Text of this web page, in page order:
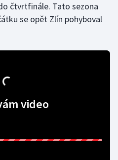
čtvrtfinále. Tato sezona
se opět Zlín pohyboval
video